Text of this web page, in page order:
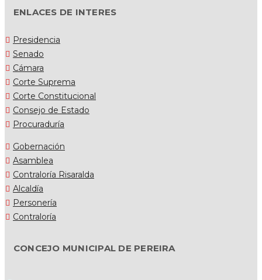
ENLACES DE INTERES
Presidencia
Senado
Cámara
Corte Suprema
Corte Constitucional
Consejo de Estado
Procuraduría
Gobernación
Asamblea
Contraloría Risaralda
Alcaldía
Personería
Contraloría
CONCEJO MUNICIPAL DE PEREIRA